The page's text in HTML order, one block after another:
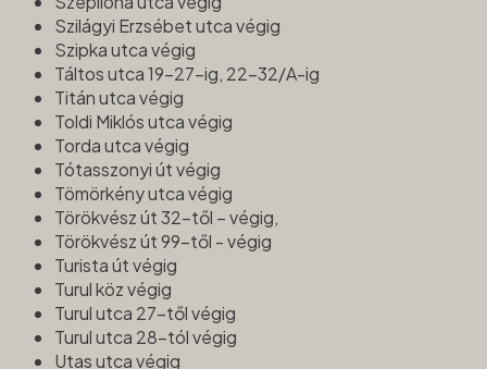
Szilágyi Erzsébet utca végig
Szipka utca végig
Táltos utca 19-27-ig, 22-32/A-ig
Titán utca végig
Toldi Miklós utca végig
Torda utca végig
Tótasszonyi út végig
Tömörkény utca végig
Törökvész út 32-től – végig,
Törökvész út 99-től - végig
Turista út végig
Turul köz végig
Turul utca 27-től végig
Turul utca 28-tól végig
Utas utca végig